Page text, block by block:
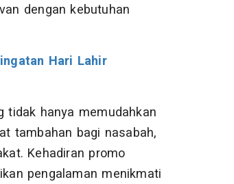
dengan kebutuhan
Hari Lahir
tidak hanya memudahkan
tambahan bagi nasabah,
Kehadiran promo
pengalaman menikmati